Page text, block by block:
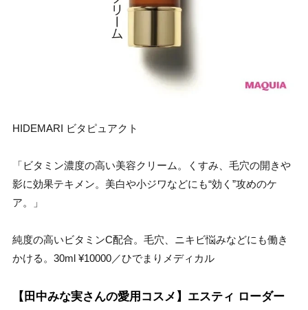
HIDEMARI ビタピュアクト
「ビタミン濃度の高い美容クリーム。くすみ、毛穴の開きや
影に効果テキメン。美白や小ジワなどにも“効く”攻めのケ
ア。」
純度の高いビタミンC配合。毛穴、ニキビ悩みなどにも働き
かける。30ml ¥10000／ひでまりメディカル
【田中みな実さんの愛用コスメ】エスティ ローダー